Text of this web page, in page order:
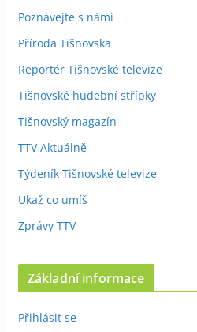
Poznávejte s námi
Příroda Tišnovska
Reportér Tišnovské televize
Tišnovské hudební střípky
Tišnovský magazín
TTV Aktuálně
Týdeník Tišnovské televize
Ukaž co umíš
Zprávy TTV
Základní informace
Přihlásit se